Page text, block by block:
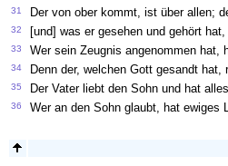
31 Der von ober kommt, ist über allen;
32 [und] was er gesehen und gehört
33 Wer sein Zeugnis angenommen
34 Denn der, welchen Gott gesandt
35 Der Vater liebt den Sohn und hat
36 Wer an den Sohn glaubt, hat ewiges